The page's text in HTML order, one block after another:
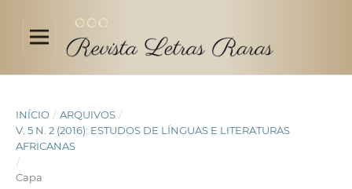
INÍCIO / ARQUIVOS /
V. 5 N. 2 (2016): ESTUDOS DE LÍNGUAS E LITERATURAS
AFRICANAS
/
Capa